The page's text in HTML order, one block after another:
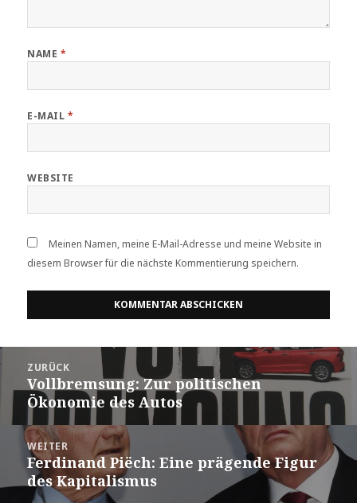
NAME *
E-MAIL *
WEBSITE
Meinen Namen, meine E-Mail-Adresse und meine Website in
diesem Browser für die nächste Kommentierung speichern.
Navigation
ZURÜCK
Vorheriger
Beitrag:
Vollbremsung: Zur politischen
Ökonomie des Autos
WEITER
Nächster
Beitrag:
Ferdinand Piëch: Eine prägende Figur
des Kapitalismus